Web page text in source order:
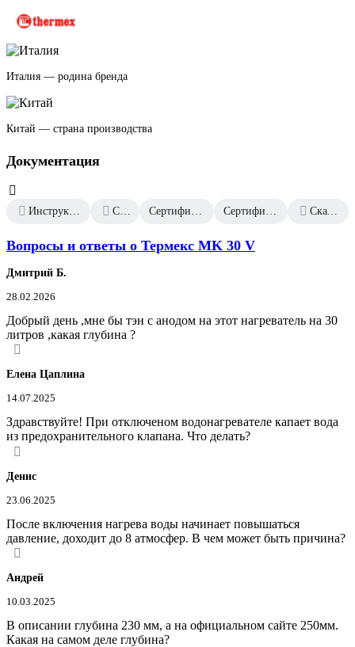
Италия — родина бренда
Китай — страна производства
Документация
Инструкция к Термекс MK 30 V ЭдЭ001692 Сертификат дилера Сертификат соответствия от 2024.06.27 Сертификат соответствия от 2023.12.28 Скачать всю документацию
Вопросы и ответы о Термекс MK 30 V
Дмитрий Б.
28.02.2026
Добрый день ,мне бы тэн с анодом на этот нагреватель на 30
литров ,какая глубина ?
Елена Цаплина
14.07.2025
Здравствуйте! При отключеном водонагревателе капает вода
из предохранительного клапана. Что делать?
Денис
23.06.2025
После включения нагрева воды начинает повышаться
давление, доходит до 8 атмосфер. В чем может быть причина?
Андрей
10.03.2025
В описании глубина 230 мм, а на официальном сайте 250мм.
Какая на самом деле глубина?